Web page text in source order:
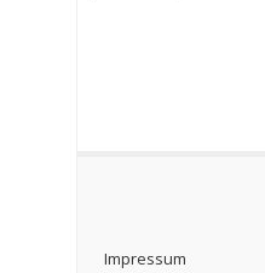
Impressum